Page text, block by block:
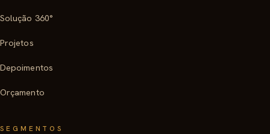
Solução 360°
Projetos
Depoimentos
Orçamento
SEGMENTOS